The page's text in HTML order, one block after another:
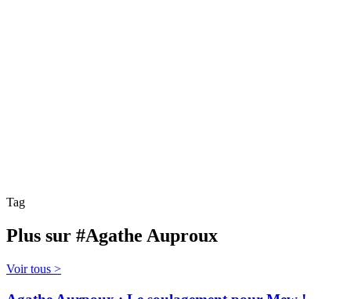
Tag
Plus sur #Agathe Auproux
Voir tous >